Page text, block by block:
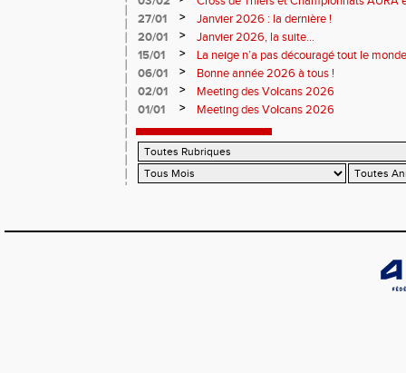
27/01
>
Janvier 2026 : la dernière !
20/01
>
Janvier 2026, la suite...
15/01
>
La neige n’a pas découragé tout le
06/01
>
Bonne année 2026 à tous !
02/01
>
Meeting des Volcans 2026
01/01
> Meeting des Volcans 2026